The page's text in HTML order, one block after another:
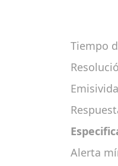
Tiempo
Alerta